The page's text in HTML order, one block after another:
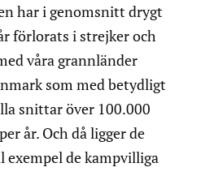
har i genomsnitt drygt
förlorats i strejker och
våra grannländer
som med betydligt
snittar över 100.000
år. Och då ligger de
de kampvilliga